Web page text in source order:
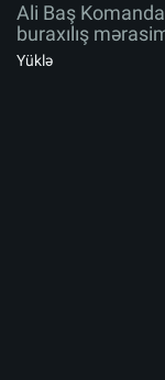
Ali Baş
buraxılış
Yüklə